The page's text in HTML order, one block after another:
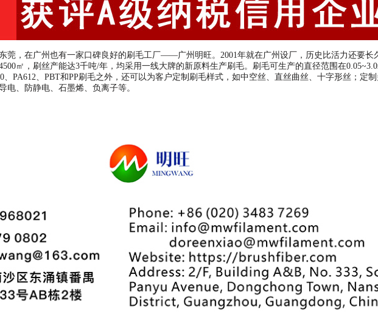
莞，在广州也有一家口碑良好的刷毛工厂——广州明旺。2001年就在广州设厂，历史比活力还要长
㎡，刷丝产能达3千吨/年，均采用一线大牌的新原料生产刷毛。刷毛可生产的直径范围在
、PA612、PBT和PP刷毛之外，还可以为客户定制刷毛样式，如中空丝、直丝曲丝、十字形丝；定
电、防静电、石墨烯、负离子等。